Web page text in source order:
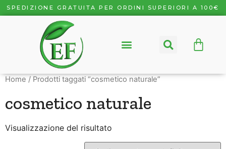
SPEDIZIONE GRATUITA PER ORDINI SUPERIORI A 100€
Home / Prodotti taggati “cosmetico naturale”
cosmetico naturale
Visualizzazione del risultato